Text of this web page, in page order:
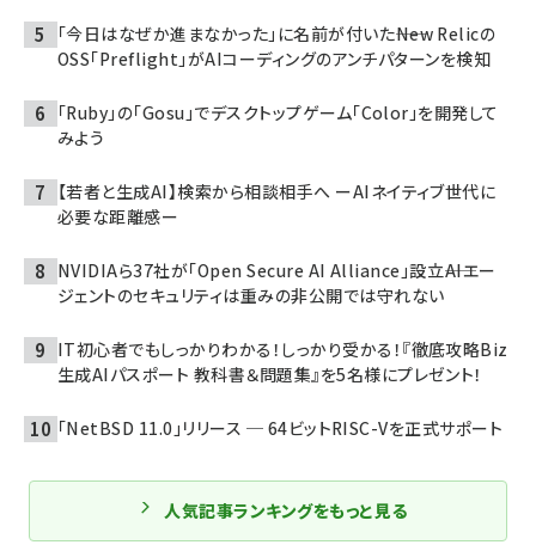
「今日はなぜか進まなかった」に名前が付いた――New Relicの
OSS「Preflight」がAIコーディングのアンチパターンを検知
「Ruby」の「Gosu」でデスクトップゲーム「Color」を開発して
みよう
【若者と生成AI】検索から相談相手へ ーAIネイティブ世代に
必要な距離感ー
NVIDIAら37社が「Open Secure AI Alliance」設立――AIエー
ジェントのセキュリティは重みの非公開では守れない
IT初心者でもしっかりわかる！しっかり受かる！『徹底攻略Biz
生成AIパスポート 教科書＆問題集』を5名様にプレゼント！
「NetBSD 11.0」リリース ─ 64ビットRISC-Vを正式サポート
人気記事ランキングをもっと見る